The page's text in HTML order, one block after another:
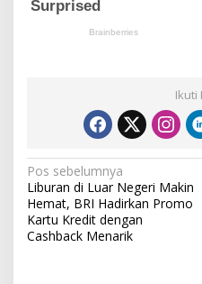
Ikuti
N
a
v
i
Pos sebelumnya
Liburan di Luar Negeri Makin
Hemat, BRI Hadirkan Promo
Kartu Kredit dengan
Cashback Menarik